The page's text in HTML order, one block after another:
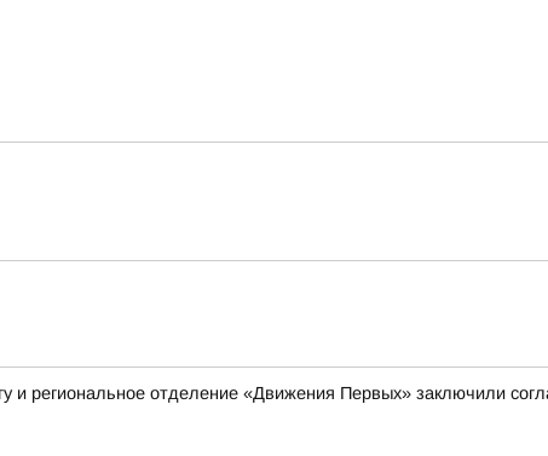
и региональное отделение «Движения Первых» заключили